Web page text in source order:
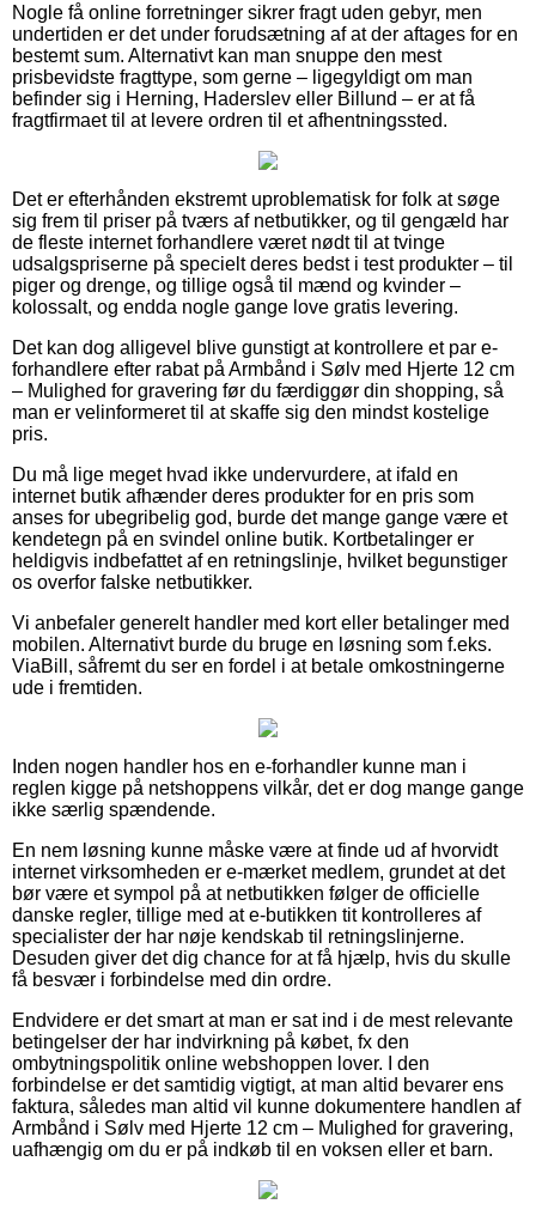
Nogle få online forretninger sikrer fragt uden gebyr, men
undertiden er det under forudsætning af at der aftages for en
bestemt sum. Alternativt kan man snuppe den mest
prisbevidste fragttype, som gerne – ligegyldigt om man
befinder sig i Herning, Haderslev eller Billund – er at få
fragtfirmaet til at levere ordren til et afhentningssted.
Det er efterhånden ekstremt uproblematisk for folk at søge
sig frem til priser på tværs af netbutikker, og til gengæld har
de fleste internet forhandlere været nødt til at tvinge
udsalgspriserne på specielt deres bedst i test produkter – til
piger og drenge, og tillige også til mænd og kvinder –
kolossalt, og endda nogle gange love gratis levering.
Det kan dog alligevel blive gunstigt at kontrollere et par e-
forhandlere efter rabat på Armbånd i Sølv med Hjerte 12 cm
– Mulighed for gravering før du færdiggør din shopping, så
man er velinformeret til at skaffe sig den mindst kostelige
pris.
Du må lige meget hvad ikke undervurdere, at ifald en
internet butik afhænder deres produkter for en pris som
anses for ubegribelig god, burde det mange gange være et
kendetegn på en svindel online butik. Kortbetalinger er
heldigvis indbefattet af en retningslinje, hvilket begunstiger
os overfor falske netbutikker.
Vi anbefaler generelt handler med kort eller betalinger med
mobilen. Alternativt burde du bruge en løsning som f.eks.
ViaBill, såfremt du ser en fordel i at betale omkostningerne
ude i fremtiden.
Inden nogen handler hos en e-forhandler kunne man i
reglen kigge på netshoppens vilkår, det er dog mange gange
ikke særlig spændende.
En nem løsning kunne måske være at finde ud af hvorvidt
internet virksomheden er e-mærket medlem, grundet at det
bør være et sympol på at netbutikken følger de officielle
danske regler, tillige med at e-butikken tit kontrolleres af
specialister der har nøje kendskab til retningslinjerne.
Desuden giver det dig chance for at få hjælp, hvis du skulle
få besvær i forbindelse med din ordre.
Endvidere er det smart at man er sat ind i de mest relevante
betingelser der har indvirkning på købet, fx den
ombytningspolitik online webshoppen lover. I den
forbindelse er det samtidig vigtigt, at man altid bevarer ens
faktura, således man altid vil kunne dokumentere handlen af
Armbånd i Sølv med Hjerte 12 cm – Mulighed for gravering,
uafhængig om du er på indkøb til en voksen eller et barn.